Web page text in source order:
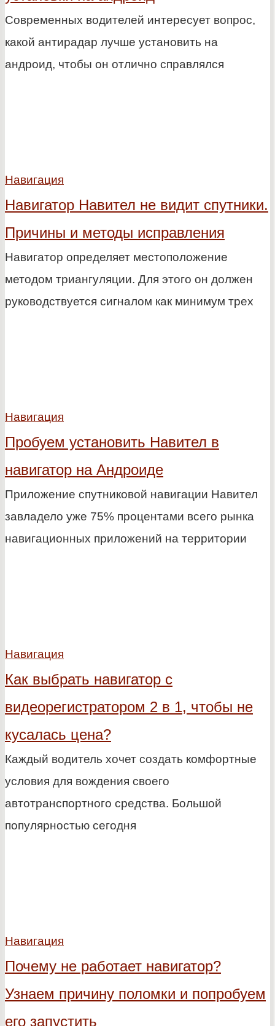
Современных водителей интересует вопрос,
какой антирадар лучше установить на
андроид, чтобы он отлично справлялся
Навигация
Навигатор Навител не видит спутники.
Причины и методы исправления
Навигатор определяет местоположение
методом триангуляции. Для этого он должен
руководствуется сигналом как минимум трех
Навигация
Пробуем установить Навител в
навигатор на Андроиде
Приложение спутниковой навигации Навител
завладело уже 75% процентами всего рынка
навигационных приложений на территории
Навигация
Как выбрать навигатор с
видеорегистратором 2 в 1, чтобы не
кусалась цена?
Каждый водитель хочет создать комфортные
условия для вождения своего
автотранспортного средства. Большой
популярностью сегодня
Навигация
Почему не работает навигатор?
Узнаем причину поломки и попробуем
его запустить